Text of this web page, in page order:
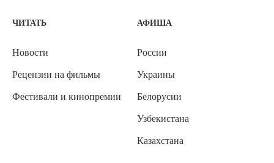
ЧИТАТЬ
Новости
Рецензии на фильмы
Фестивали и кинопремии
АФИША
России
Украины
Белорусии
Узбекистана
Казахстана